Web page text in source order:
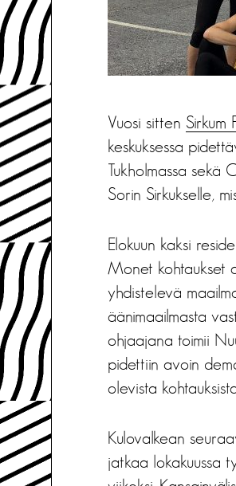
Vuosi sitten Sirkum
keskuksessa
Tukholmassa sekä
Sorin Sirkukselle,
Elokuun kaksi
Monet kohtaukset
yhdistelevä
äänimaailmasta
ohjaajana toimii
pidettiin avoin
olevista
Kulovalkean
jatkaa lokakuussa